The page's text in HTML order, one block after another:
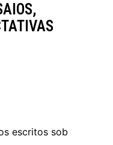
escritos sob